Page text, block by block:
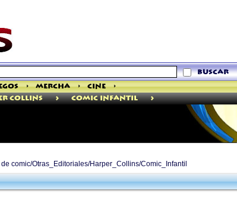
buscar
> Mercha > Cine
>
Collins > Comic Infantil >
comic/Otras_Editoriales/Harper_Collins/Comic_Infantil